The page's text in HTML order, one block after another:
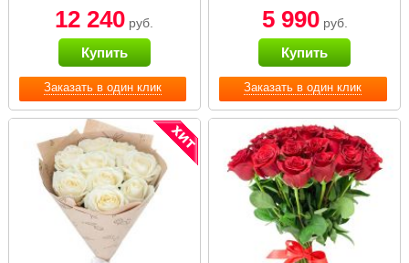
Заказать в один клик
12 240 руб.
Купить
Заказать в один клик
5 990руб.
Купить